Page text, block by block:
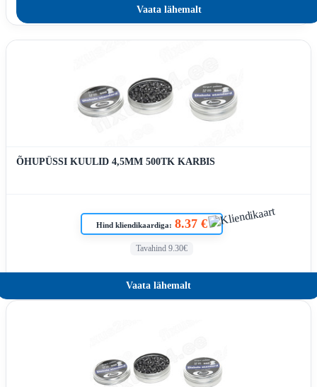
Vaata lähemalt
ÕHUPÜSSI KUULID 4,5MM 500TK KARBIS
Hind kliendikaardiga: 8.37 €
Tavahind 9.30€
Vaata lähemalt